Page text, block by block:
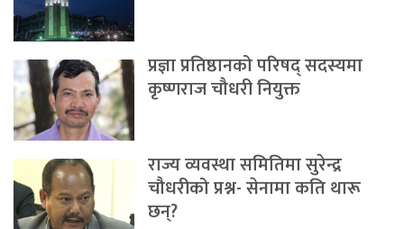
प्रज्ञा प्रतिष्ठानको परिषद् सदस्यमा
कृष्णराज चौधरी नियुक्त
राज्य व्यवस्था समितिमा सुरेन्द्र
चौधरीको प्रश्न- सेनामा कति थारू
छन्?